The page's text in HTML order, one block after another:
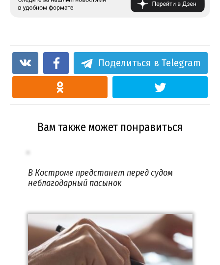
Поделиться в Telegram
Вам также может понравиться
В Костроме предстанет перед судом
неблагодарный пасынок